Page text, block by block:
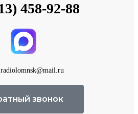
458-92-88
звонок